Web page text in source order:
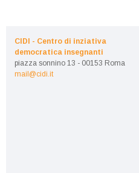
CIDI - Centro di inziativa
democratica insegnanti
piazza sonnino 13 - 00153 Roma
mail@cidi.it